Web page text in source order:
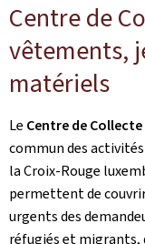
Centre de
vêtements,
matériels
Le Centre de
commun des
la Croix-Rouge
permettent de
urgents des
réfugiés et migrants,